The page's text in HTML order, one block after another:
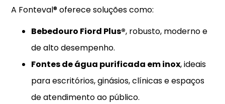
A Fonteval® oferece soluções como:
Bebedouro Fiord Plus®, robusto, moderno e
de alto desempenho.
Fontes de água purificada em inox, ideais
para escritórios, ginásios, clínicas e espaços
de atendimento ao público.